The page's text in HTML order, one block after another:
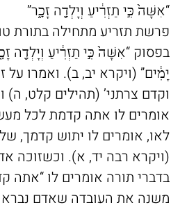
“אִשָּׁה֙ כִּ֣י תַזְרִ֔יעַ וְיָלְדָ֖ה זָכָ֑ר”
פרשת תזריע מתחילה בתורת
בפסוק “אִשָּׁה֙ כִּ֣י תַזְרִ֔יעַ וְיָלְדָ֖ה
יָמִ֔ים” (ויקרא יב, ב). ואמרו על
וקדם צרתני’ (תהילים קלט, ה)
אומרים לו אתה קדמת לכל
לאו, אומרים לו יתוש קדמך,
(ויקרא רבה יד, א). וכשזוכה
בדברי תורה אומרים לו “אתה
משנה את העובדה שאדם